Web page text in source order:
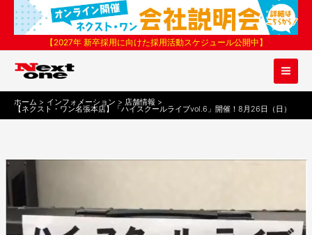
ス
【2027年 新卒採用に向けた採用活動スケジュール公開中】
ホーム インフォメーション 店舗情報
【ネクスト・ワン名張本店】「ハイスクールライブvol.6」開催！8月26日（日）